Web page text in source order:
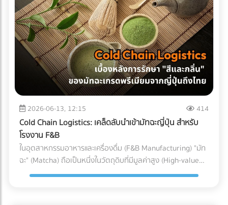
ถูกบรรจุลงตู้คอนเทนเนอร์ สำหรับธุรกิจ SME หรือองค์กรที่
ต้องการเติบโตในตลาดโลกอย่างยั่งยืน การยอมจ่ายค่าบริการที่
สมเหตุสมผลให้กับผู้เชี่ยวชาญ ย่อมเป็นทางเลือกที่ปลอดภัยและ
คุ้มค่ากว่าการยอมเสี่ยงเพื่อประหยัดงบเพียงเล็กน้อย แต่ต้องมา
นั่งเสียใจกับค่าปรับและปัญหาสินค้าติดท่าเรือในภายหลังอย่าง
(Particulate Matter Control) ในกรณีของอุปกรณ์ที่ต้องสัมผัส
กับกระแสเลือดโดยตรง เช่น สายสวนหลอดเลือด (Catheters)
หรือถุงเก็บเลือด ฝุ่นผงเพียงเล็กน้อยที่ปะปนเข้าไปอาจทำให้เกิด
ภาวะลิ่มเลือดอุดตัน หรือการอักเสบขั้นรุนแรงในร่างกายผู้ป่วยได้
ระบบ Cleanroom จะคอยกรองฝุ่นละออง สะเก็ดผิวหนัง หรือ
เส้นผมของพนักงาน ไม่ให้หลุดรอดลงไปในไลน์การผลิตอย่าง
เด็ดขาด 3. การควบคุมอุณหภูมิและความชื้น (Temperature &
Humidity) พลาสติกเกรดการแพทย์บางชนิดมีความไวต่อ
ความชื้นและอุณหภูมิ หากสภาพแวดล้อมแกว่งไปมา อาจส่งผล
ต่อขนาด (Dimension) และความแข็งแรงของชิ้นงาน
Cleanroom จะช่วยรักษาสภาพแวดล้อมให้คงที่ ทำให้ชิ้นส่วน
พลาสติกทุกชิ้นที่ถูกฉีดออกมามีขนาดที่แม่นยำ (Precision) ตาม
ที่วิศวกรออกแบบไว้ การบรรจุภัณฑ์ (Packaging): ขั้นตอนชี้ชะตา
ภายใน Cleanroom จุดบอดที่หลายคนมักมองข้ามคือ
กระบวนการบรรจุ แม้ชิ้นส่วนพลาสติกจะถูกผลิตออกมาอย่าง
Parts) ที่ต้องทนต่อแรงดันและอุณหภูมิที่เปลี่ยนแปลงตลอดเวลา
หากเลือกใช้ชิ้นส่วนที่ไม่ได้มาตรฐาน นี่คือสิ่งที่อาจต้องจ่ายคืนใน
ภายหลัง: 1. ต้นทุนจากของเสียและเวลาสูญเปล่าในไลน์ผลิต
(False Reject & Downtime) อะไหล่ที่ราคาถูกมักจะแลกมากับ
การควบคุมคุณภาพ (QC) ที่หละหลวม สมมติว่ามีการนำ Stop
Valve ที่ไม่ได้มาตรฐานมาประกอบ เมื่อถึงขั้นตอนทดสอบแรงดัน
แล้วพบว่าวาล์วเกิดการรั่วซึม สิ่งที่ตามมาคือโรงงานต้องหยุด
สายพานการผลิต เสียเวลาถอดประกอบใหม่ และสูญเสียต้นทุน
ค่าแรงของพนักงานไปอย่างเปล่าประโยชน์ (Downtime Cost) 2.
ค่าใช้จ่ายในการเคลมสินค้าและชื่อเสียงที่เสียไป (Warranty
Claims & Reputation) "ความทนทาน" คือหัวใจของเครื่องปรับ
อากาศ ชิ้นส่วนอย่าง Accumulator ทำหน้าที่สำคัญในการดักจับ
ของเหลวไม่ให้ไหลกลับเข้าไปทำลายคอมเพรสเซอร์ หาก
Accumulator เกิดสนิมทะลุ หรือดักของเหลวไม่ได้
คอมเพรสเซอร์จะพังก่อนหมดอายุการใช้งานทันที ต้นทุนในการ
2026-06-13, 12:15 414
Cold Chain Logistics: เคล็ดลับนำเข้ามัทฉะญี่ปุ่น สำหรับ
โรงงาน F&B
ในอุตสาหกรรมอาหารและเครื่องดื่ม (F&B Manufacturing) "มัท
ฉะ" (Matcha) ถือเป็นหนึ่งในวัตถุดิบที่มีมูลค่าสูง (High-value
Ingredient) และได้รับความนิยมอย่างต่อเนื่อง แต่ในขณะเดียวกัน